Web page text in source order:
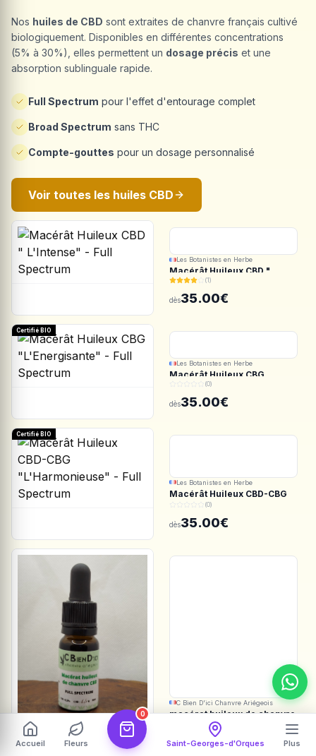
Les Botanistes en Herbe
Macérât Huileux CBD "
L'Intense" - Full Spectrum
(1)
dès35.00€
Certifié BIO
Les Botanistes en Herbe
Macérât Huileux CBG
"L'Energisante" - Full
Spectrum
(0)
dès35.00€
Certifié BIO
Les Botanistes en Herbe
Macérât Huileux CBD-CBG
"L'Harmonieuse" - Full
(0)
dès35.00€
C Bien D'ici Chanvre Ariégeois
macérat huileux de chanvre
(0)
35.00€
Nos huiles de CBD sont extraites de chanvre français cultivé
biologiquement. Disponibles en différentes concentrations
(5% à 30%), elles permettent un dosage précis et une
absorption sublinguale rapide.
Full Spectrum pour l'effet d'entourage complet
Broad Spectrum sans THC
Compte-gouttes pour un dosage personnalisé
Voir toutes les huiles CBD
Accueil Fleurs
0
Saint-Georges-d'Orques Plus